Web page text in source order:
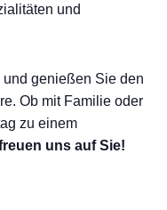
und
und genießen Sie den
Ob mit Familie oder
zu einem
uns auf Sie!